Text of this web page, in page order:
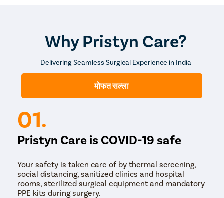
स्त्रीरोगतज्ञ रुग्णाची गर्भाशय ग्रीवा पसरवतो आणि गर्भाशयाच्या आतून
गर्भाच्या ऊती काढून टाकतो. प्रक्रियेदरम्यान, गर्भाशयाच्या भिंतीचे अस्तर
हळूवारपणे खरवडण्यासाठी चमच्याच्या आकाराचे उपकरण (क्युरेट म्हणून
ओळखले जाते) वापरले जाते.
Why Pristyn Care?
Delivering Seamless Surgical Experience in India
मोफत सल्ला
01.
Pristyn Care is COVID-19 safe
Your safety is taken care of by thermal screening,
social distancing, sanitized clinics and hospital
rooms, sterilized surgical equipment and mandatory
PPE kits during surgery.